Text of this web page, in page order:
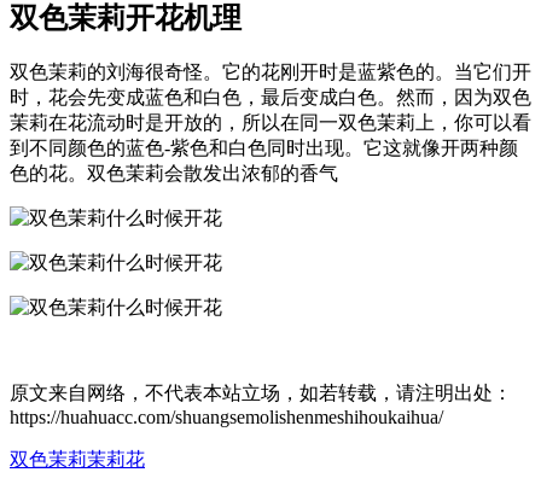
双色茉莉开花机理
双色茉莉的刘海很奇怪。它的花刚开时是蓝紫色的。当它们开
时，花会先变成蓝色和白色，最后变成白色。然而，因为双色
茉莉在花流动时是开放的，所以在同一双色茉莉上，你可以看
到不同颜色的蓝色-紫色和白色同时出现。它这就像开两种颜
色的花。双色茉莉会散发出浓郁的香气
原文来自网络，不代表本站立场，如若转载，请注明出处：
https://huahuacc.com/shuangsemolishenmeshihoukaihua/
双色茉莉茉莉花